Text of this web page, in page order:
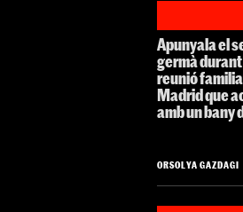
Apunyala el
germà
reunió
Madrid que
amb un bany
ORSOLYA GAZDAGI